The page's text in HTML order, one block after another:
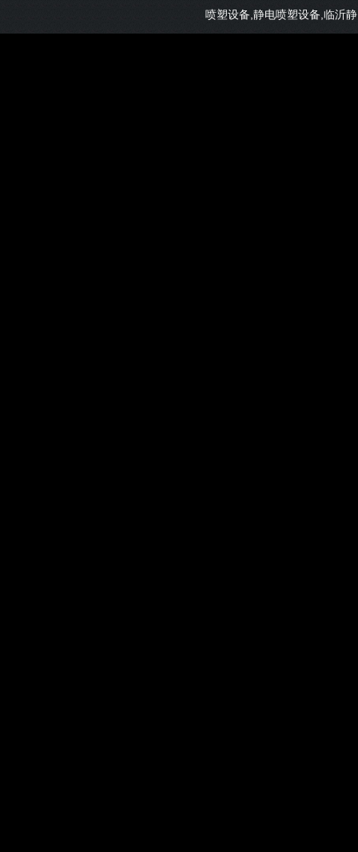
喷塑设备,静电喷塑设备,临沂